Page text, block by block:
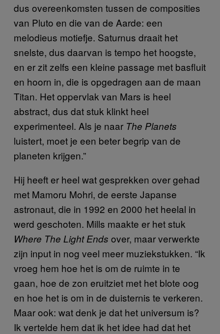
dus overeenkomsten tussen de composities
van Pluto en die van de Aarde: een
melodieus motiefje. Saturnus draait het
snelste, dus daarvan is tempo het hoogste,
en er zit zelfs een kleine passage met basfluit
en hoorn in, die is opgedragen aan de maan
Titan. Het oppervlak van Mars is heel
abstract, dus dat stuk klinkt heel
experimenteel. Als je naar The Planets
luistert, moet je een beter begrip van de
planeten krijgen.”
Hij heeft er heel wat gesprekken over gehad
met Mamoru Mohri, de eerste Japanse
astronaut, die in 1992 en 2000 het heelal in
werd geschoten. Mills maakte er het stuk
Where The Light Ends over, maar verwerkte
zijn input in nog veel meer muziekstukken. “Ik
vroeg hem hoe het is om de ruimte in te
gaan, hoe de zon eruitziet met het blote oog
en hoe het is om in de duisternis te verkeren.
Maar ook: wat denk je dat het universum is?
Ik vertelde hem dat ik het idee had dat het